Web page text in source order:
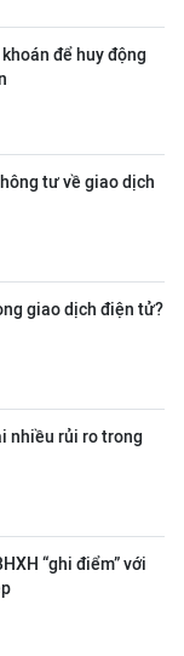
để huy động
tư về giao dịch
giao dịch điện tử?
nhiều rủi ro trong
“ghi điểm” với